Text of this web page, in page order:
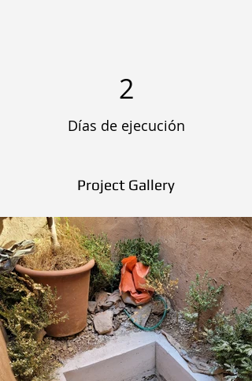
2
Días de ejecución
Project Gallery